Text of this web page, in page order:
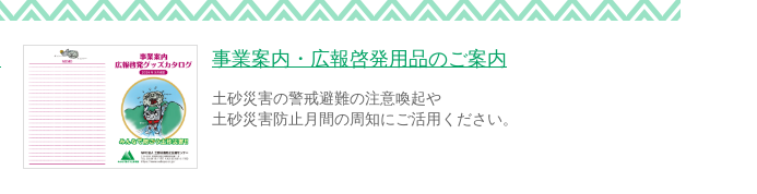
事業案内・広報啓発用品のご案内
土砂災害の警戒避難の注意喚起や
土砂災害防止月間の周知にご活用ください。